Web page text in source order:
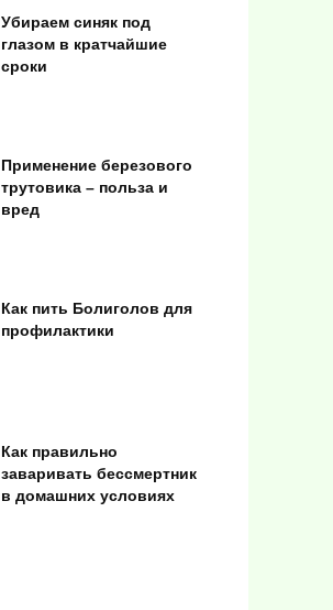
Убираем синяк под
глазом в кратчайшие
сроки
Применение березового
трутовика – польза и
вред
Как пить Болиголов для
профилактики
Как правильно
заваривать бессмертник
в домашних условиях